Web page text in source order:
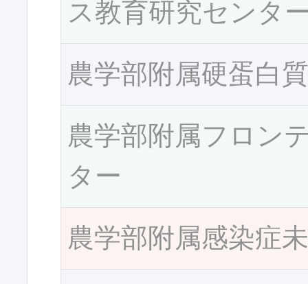
ス教育研究センタ
農学部附属硬蛋白
農学部附属フロン
ター
農学部附属感染症